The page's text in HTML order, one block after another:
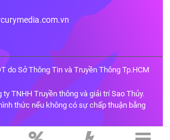
do Sở Thông Tin và Truyền Thông Tp.HCM
ty TNHH Truyền thông và giải trí Sao Thủy.
thức nếu không có sự chấp thuận bằng